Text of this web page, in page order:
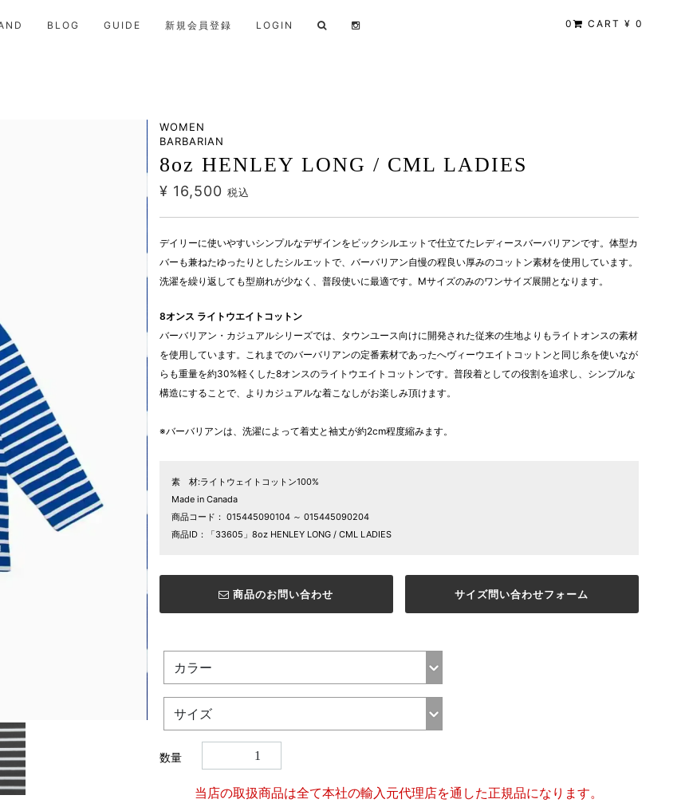
BLOG GUIDE 新規会員登録 LOGIN 0 CART ¥ 0
WOMEN
BARBARIAN
8oz HENLEY LONG / CML LADIES
¥ 16,500 税込
デイリーに使いやすいシンプルなデザインをビックシルエットで仕立てたレディースバーバリアンです。体型カ
バーも兼ねたゆったりとしたシルエットで、バーバリアン自慢の程良い厚みのコットン素材を使用しています。
洗濯を繰り返しても型崩れが少なく、普段使いに最適です。Mサイズのみのワンサイズ展開となります。
8オンス ライトウエイトコットン
バーバリアン・カジュアルシリーズでは、タウンユース向けに開発された従来の生地よりもライトオンスの素材
を使用しています。これまでのバーバリアンの定番素材であったへヴィーウエイトコットンと同じ糸を使いなが
らも重量を約30%軽くした8オンスのライトウエイトコットンです。普段着としての役割を追求し、シンプルな
構造にすることで、よりカジュアルな着こなしがお楽しみ頂けます。
※バーバリアンは、洗濯によって着丈と袖丈が約2cm程度縮みます。
素 材:ライトウェイトコットン100%
Made in Canada
商品コード： 015445090104 ～ 015445090204
商品ID：「33605」8oz HENLEY LONG / CML LADIES
商品のお問い合わせ サイズ問い合わせフォーム
数量
当店の取扱商品は全て本社の輸入元代理店を通した正規品になります。